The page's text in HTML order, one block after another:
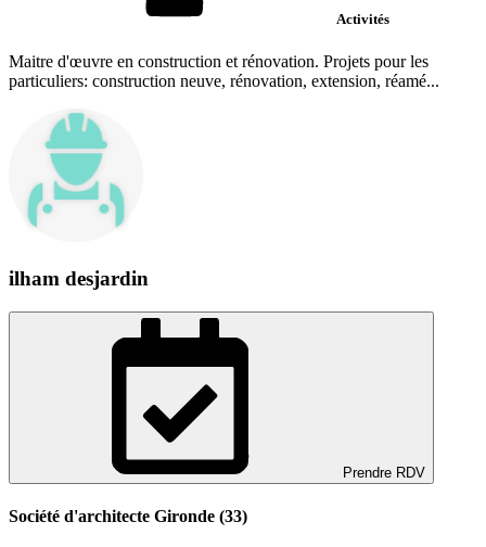
Activités
Maitre d'œuvre en construction et rénovation. Projets pour les
particuliers: construction neuve, rénovation, extension, réamé...
ilham desjardin
Prendre RDV
Société d'architecte Gironde (33)